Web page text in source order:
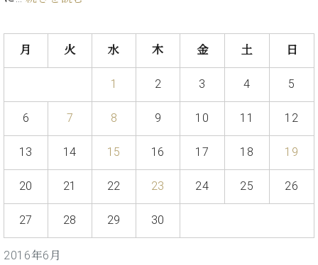
シ
ト
C.
ヒ
シ
イ
ャ
ン
の
取
り
み
ピ
ベ
色
ヒ
ュ
ト
ー
知
せ・
メ
デ
ィ
情
ー・
取
扱
店
舗
オンライン試弾
趣
味
か
ら
本
格
ャ
2016年6月
月 火 水 木 金 土 日
1 2 3 4 5
6 7 8 9 10 11 12
13 14 15 16 17 18 19
20 21 22 23 24 25 26
27 28 29 30